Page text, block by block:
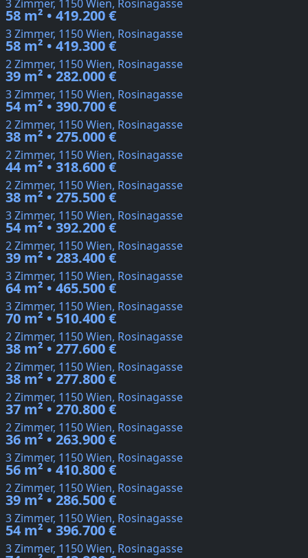
3 Zimmer, 1150 Wien, Rosinagasse
58 m² • 419.200 €
3 Zimmer, 1150 Wien, Rosinagasse
58 m² • 419.300 €
2 Zimmer, 1150 Wien, Rosinagasse
39 m² • 282.000 €
3 Zimmer, 1150 Wien, Rosinagasse
54 m² • 390.700 €
2 Zimmer, 1150 Wien, Rosinagasse
38 m² • 275.000 €
2 Zimmer, 1150 Wien, Rosinagasse
44 m² • 318.600 €
2 Zimmer, 1150 Wien, Rosinagasse
38 m² • 275.500 €
3 Zimmer, 1150 Wien, Rosinagasse
54 m² • 392.200 €
2 Zimmer, 1150 Wien, Rosinagasse
39 m² • 283.400 €
3 Zimmer, 1150 Wien, Rosinagasse
64 m² • 465.500 €
3 Zimmer, 1150 Wien, Rosinagasse
70 m² • 510.400 €
2 Zimmer, 1150 Wien, Rosinagasse
38 m² • 277.600 €
2 Zimmer, 1150 Wien, Rosinagasse
38 m² • 277.800 €
2 Zimmer, 1150 Wien, Rosinagasse
37 m² • 270.800 €
2 Zimmer, 1150 Wien, Rosinagasse
36 m² • 263.900 €
3 Zimmer, 1150 Wien, Rosinagasse
56 m² • 410.800 €
2 Zimmer, 1150 Wien, Rosinagasse
39 m² • 286.500 €
3 Zimmer, 1150 Wien, Rosinagasse
54 m² • 396.700 €
3 Zimmer, 1150 Wien, Rosinagasse